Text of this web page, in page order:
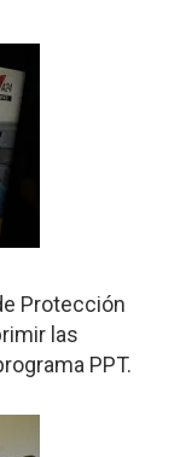
Protección
las
PPT.